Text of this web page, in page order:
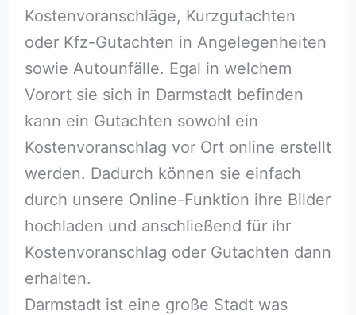
Kostenvoranschläge, Kurzgutachten
oder Kfz-Gutachten in Angelegenheiten
sowie Autounfälle. Egal in welchem
Vorort sie sich in Darmstadt befinden
kann ein Gutachten sowohl ein
Kostenvoranschlag vor Ort online erstellt
werden. Dadurch können sie einfach
durch unsere Online-Funktion ihre Bilder
hochladen und anschließend für ihr
Kostenvoranschlag oder Gutachten dann
erhalten.
Darmstadt ist eine große Stadt was